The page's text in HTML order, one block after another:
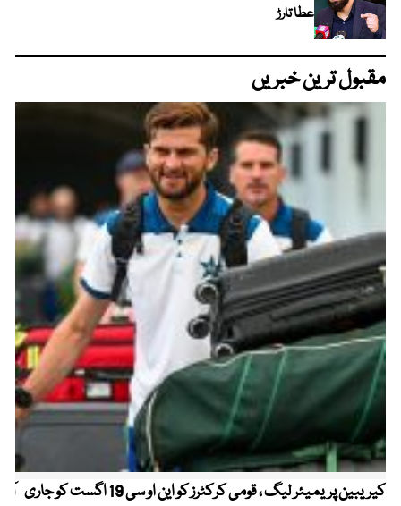
عطا تارڑ
مقبول ترین خبریں
کیریبین پریمیئر لیگ ، قومی کرکٹرز کو این او سی 19 اگست کو جاری